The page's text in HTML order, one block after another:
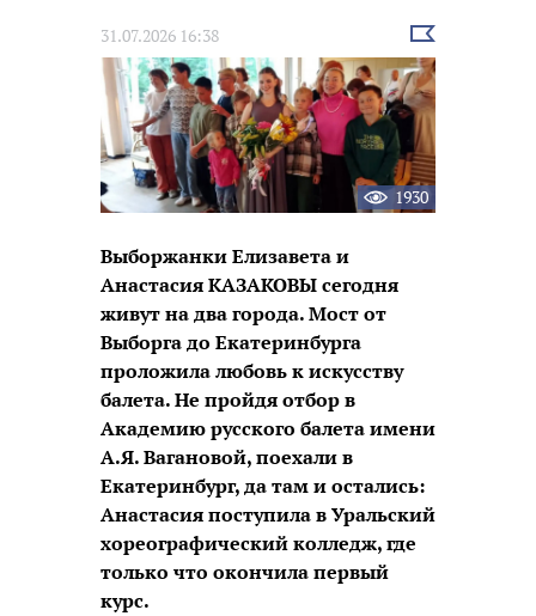
31.07.2026 16:38
Выбрать
новость
1930
Выборжанки Елизавета и
Анастасия КАЗАКОВЫ сегодня
живут на два города. Мост от
Выборга до Екатеринбурга
проложила любовь к искусству
балета. Не пройдя отбор в
Академию русского балета имени
А.Я. Вагановой, поехали в
Екатеринбург, да там и остались:
Анастасия поступила в Уральский
хореографический колледж, где
только что окончила первый
курс.